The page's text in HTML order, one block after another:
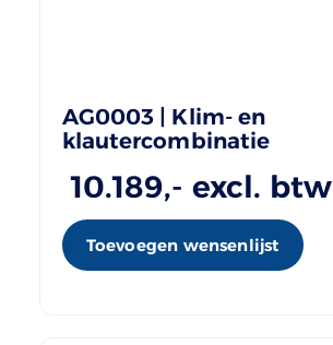
AG0003 | Klim- en
klautercombinatie
10.189,- excl. btw
Toevoegen wensenlijst